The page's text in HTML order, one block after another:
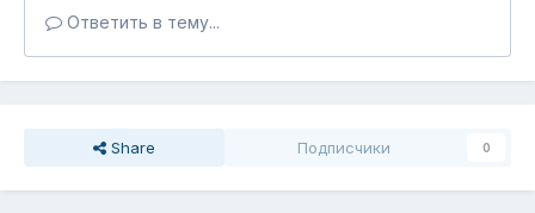
Ответить в тему...
Share Подписчики 0